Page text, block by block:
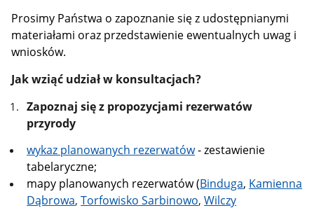
Prosimy Państwa o zapoznanie się z udostępnianymi
materiałami oraz przedstawienie ewentualnych uwag i
wniosków.
Jak wziąć udział w konsultacjach?
Zapoznaj się z propozycjami rezerwatów
przyrody
wykaz planowanych rezerwatów- zestawienie
tabelaryczne;
mapy planowanych rezerwatów (Binduga, Kamienna
Dąbrowa,Torfowisko Sarbinowo,Wilczy